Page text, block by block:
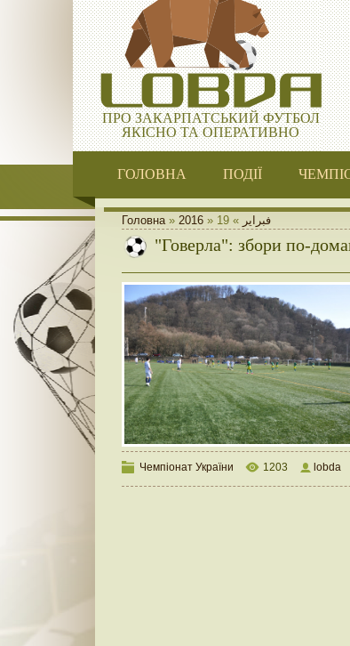
ПРО ЗАКАРПАТСЬКИЙ ФУТБОЛ
ЯКІСНО ТА ОПЕРАТИВНО
ГОЛОВНА ПОДІЇ
Головна» 2016 » فبراير »
19
"Говерла": збори по-
Чемпіонат України 1203 lobda